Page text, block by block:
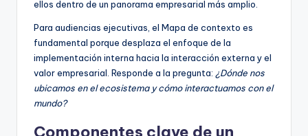
ellos dentro de un panorama empresarial más amplio.
Para audiencias ejecutivas, el Mapa de contexto es
fundamental porque desplaza el enfoque de la
implementación interna hacia la interacción externa y el
valor empresarial. Responde a la pregunta: ¿Dónde nos
ubicamos en el ecosistema y cómo interactuamos con el
mundo?
Componentes clave de un